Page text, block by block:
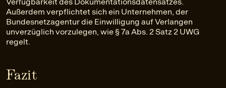
Außerdem verpflichtet sich ein Unternehmen, der
Bundesnetzagentur die Einwilligung auf Verlangen
unverzüglich vorzulegen, wie § 7a Abs. 2 Satz 2 UWG
regelt.
Fazit